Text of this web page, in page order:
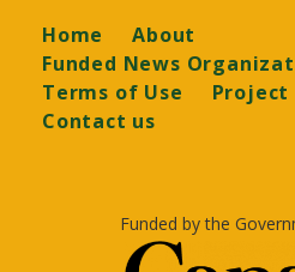
Footer
Home
About
Funded News
Terms of Use
Project
Contact us
Funded by the